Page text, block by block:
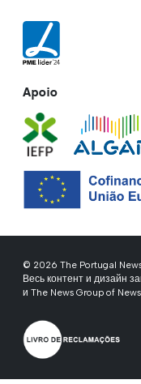
Apoio
© 2026 The Portugal
Весь контент и дизайн
и The News Group of